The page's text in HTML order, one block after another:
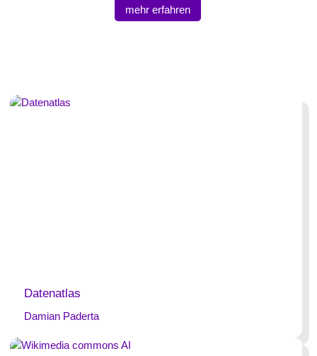
mehr erfahren
Datenatlas
Damian Paderta